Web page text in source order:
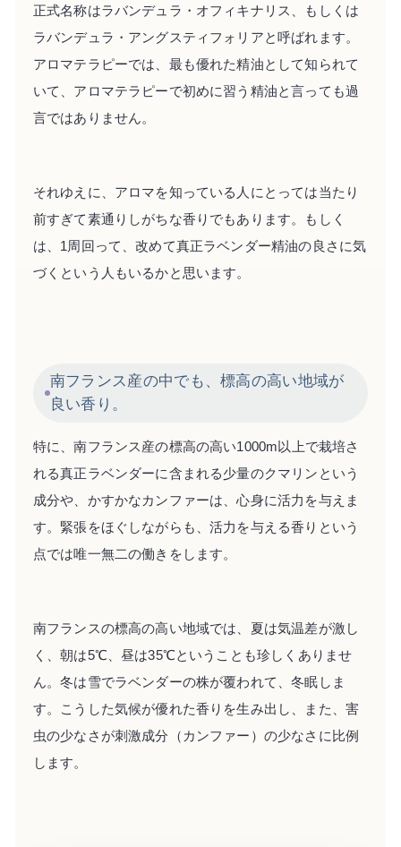
正式名称はラバンデュラ・オフィキナリス、もしくは
ラバンデュラ・アングスティフォリアと呼ばれます。
アロマテラピーでは、最も優れた精油として知られて
いて、アロマテラピーで初めに習う精油と言っても過
言ではありません。
それゆえに、アロマを知っている人にとっては当たり
前すぎて素通りしがちな香りでもあります。もしく
は、1周回って、改めて真正ラベンダー精油の良さに気
づくという人もいるかと思います。
南フランス産の中でも、標高の高い地域が
良い香り。
特に、南フランス産の標高の高い1000m以上で栽培さ
れる真正ラベンダーに含まれる少量のクマリンという
成分や、かすかなカンファーは、心身に活力を与えま
す。緊張をほぐしながらも、活力を与える香りという
点では唯一無二の働きをします。
南フランスの標高の高い地域では、夏は気温差が激し
く、朝は5℃、昼は35℃ということも珍しくありませ
ん。冬は雪でラベンダーの株が覆われて、冬眠しま
す。こうした気候が優れた香りを生み出し、また、害
虫の少なさが刺激成分（カンファー）の少なさに比例
します。